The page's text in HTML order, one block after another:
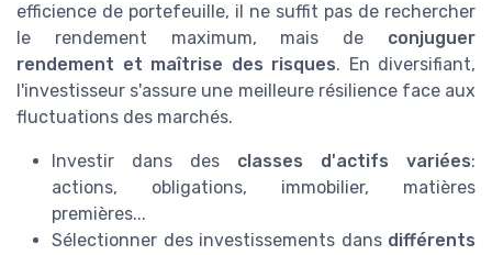
efficience de portefeuille, il ne suffit pas de rechercher
le rendement maximum, mais de conjuguer
rendement et maîtrise des risques. En diversifiant,
l'investisseur s'assure une meilleure résilience face aux
fluctuations des marchés.
Investir dans des classes d'actifs variées:
actions, obligations, immobilier, matières
premières...
Sélectionner des investissements dans différents